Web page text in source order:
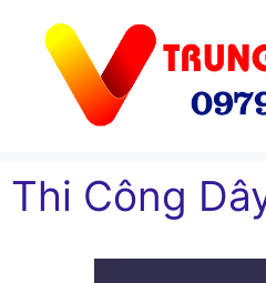
Thi Công